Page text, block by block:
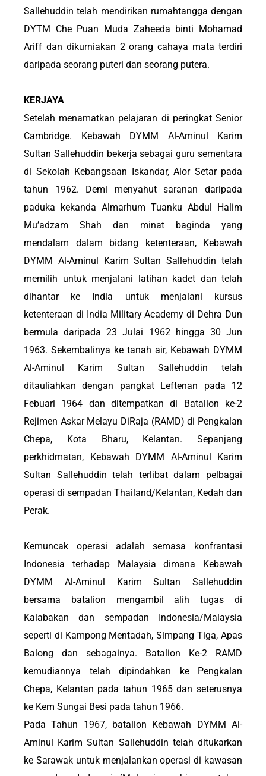
Sallehuddin telah mendirikan rumahtangga dengan
DYTM Che Puan Muda Zaheeda binti Mohamad
Ariff dan dikurniakan 2 orang cahaya mata terdiri
daripada seorang puteri dan seorang putera.
KERJAYA
Setelah menamatkan pelajaran di peringkat Senior
Cambridge. Kebawah DYMM Al-Aminul Karim
Sultan Sallehuddin bekerja sebagai guru sementara
di Sekolah Kebangsaan Iskandar, Alor Setar pada
tahun 1962. Demi menyahut saranan daripada
paduka kekanda Almarhum Tuanku Abdul Halim
Mu’adzam Shah dan minat baginda yang
mendalam dalam bidang ketenteraan, Kebawah
DYMM Al-Aminul Karim Sultan Sallehuddin telah
memilih untuk menjalani latihan kadet dan telah
dihantar ke India untuk menjalani kursus
ketenteraan di India Military Academy di Dehra Dun
bermula daripada 23 Julai 1962 hingga 30 Jun
1963. Sekembalinya ke tanah air, Kebawah DYMM
Al-Aminul Karim Sultan Sallehuddin telah
ditauliahkan dengan pangkat Leftenan pada 12
Febuari 1964 dan ditempatkan di Batalion ke-2
Rejimen Askar Melayu DiRaja (RAMD) di Pengkalan
Chepa, Kota Bharu, Kelantan. Sepanjang
perkhidmatan, Kebawah DYMM Al-Aminul Karim
Sultan Sallehuddin telah terlibat dalam pelbagai
operasi di sempadan Thailand/Kelantan, Kedah dan
Perak.
Kemuncak operasi adalah semasa konfrantasi
Indonesia terhadap Malaysia dimana Kebawah
DYMM Al-Aminul Karim Sultan Sallehuddin
bersama batalion mengambil alih tugas di
Kalabakan dan sempadan Indonesia/Malaysia
seperti di Kampong Mentadah, Simpang Tiga, Apas
Balong dan sebagainya. Batalion Ke-2 RAMD
kemudiannya telah dipindahkan ke Pengkalan
Chepa, Kelantan pada tahun 1965 dan seterusnya
ke Kem Sungai Besi pada tahun 1966.
Pada Tahun 1967, batalion Kebawah DYMM Al-
Aminul Karim Sultan Sallehuddin telah ditukarkan
ke Sarawak untuk menjalankan operasi di kawasan